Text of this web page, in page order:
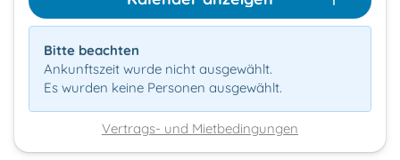
Bitte beachten
Ankunftszeit wurde nicht ausgewählt.
Es wurden keine Personen ausgewählt.
Vertrags- und Mietbedingungen